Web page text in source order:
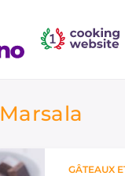
Marsala
GÂTEAUX